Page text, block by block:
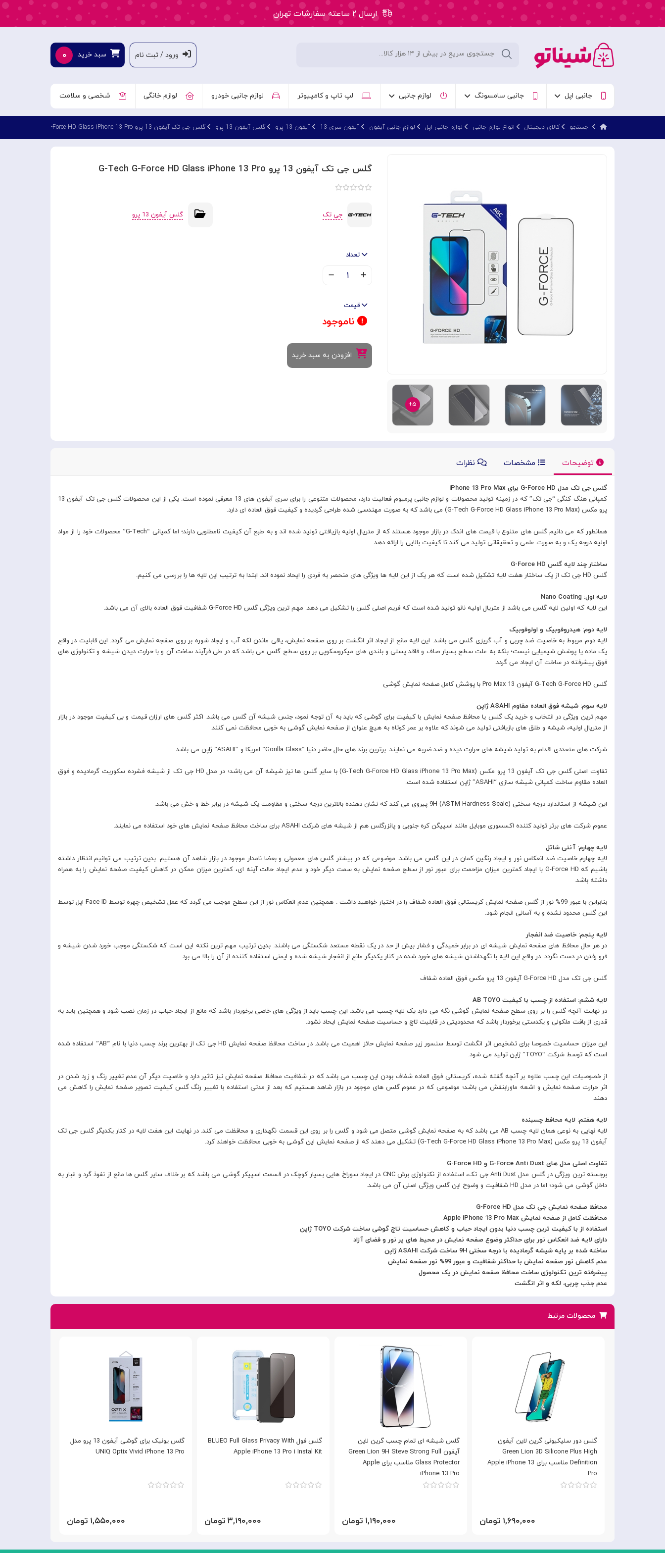
ارسال ۲ ساعته سفارشات تهران
ورود / ثبت نام سبد خرید ۰
جانبی اپل جانبی سامسونگ لوازم جانبی لپ تاپ و کامپیوتر لوازم جانبی خودرو لوازم خانگی شخصی و سلامت
جستجو کالای دیجیتال انواع لوازم جانبی لوازم جانبی اپل لوازم جانبی آیفون آیفون سری 13 آیفون 13 پرو گلس آیفون 13 پرو گلس جی تک آیفون 13 پرو G-Tech G-Force HD Glass iPhone 13 Pro
۵+
گلس جی تک آیفون 13 پرو G-Tech G-Force HD Glass iPhone 13 Pro
جی تک گلس آیفون 13 پرو
تعداد
۱
قیمت
ناموجود
افزودن به سبد خرید
توضیحات مشخصات نظرات
گلس جی تک مدل G-Force HD برای iPhone 13 Pro Max
کمپانی هنگ کنگی “جی تک” که در زمینه تولید محصولات و لوازم جانبی پرمیوم فعالیت دارد، محصولات متنوعی را برای سری آیفون های 13 معرفی نموده است. یکی از این محصولات گلس جی تک آیفون 13
پرو مکس (G-Tech G-Force HD Glass iPhone 13 Pro Max) می باشد که به صورت مهندسی شده طراحی گردیده و کیفیت فوق العاده ای دارد.
همانطور که می دانیم گلس های متنوع با قیمت های اندک در بازار موجود هستند که از متریال اولیه بازیافتی تولید شده اند و به طبع آن کیفیت نامطلوبی دارند؛ اما کمپانی “G-Tech” محصولات خود را از مواد
اولیه درجه یک و به صورت علمی و تحقیقاتی تولید می کند تا کیفیت بالایی را ارائه دهد.
ساختار چند لایه گلس G-Force HD
گلس HD جی تک از یک ساختار هفت لایه تشکیل شده است که هر یک از این لایه ها ویژگی های منحصر به فردی را ایحاد نموده اند. ابتدا به ترتیب این لایه ها را بررسی می کنیم.
لایه اول: Nano Coating
این لایه که اولین لایه گلس می باشد از متریال اولیه نانو تولید شده است که فریم اصلی گلس را تشکیل می دهد. مهم ترین ویژگی گلس G-Force HD شفافیت فوق العاده بالای آن می باشد.
لایه دوم: هیدروفوبیک و اولوفوبیک
لایه دوم مربوط به خاصیت ضد چربی و آب گریزی گلس می باشد. این لایه مانع از ایجاد اثر انگشت بر روی صفحه نمایش، یاقی ماندن لکه آب و ایجاد شوره بر روی صفجه نمایش می گردد. این قابلیت در واقع
یک ماده یا پوشش شیمیایی نیست؛ بلکه به علت سطح بسیار صاف و فاقد پستی و بلندی های میکروسکوپی بر روی سطح گلس می باشد که در طی فرآیند ساخت آن و با حرارت دیدن شیشه و تکنولوژی های
فوق پیشرفته در ساخت آن ایجاد می گردد.
گلس G-Tech G-Force HD آیفون 13 Pro Max با پوشش کامل صفحه نمایش گوشی
لایه سوم: شیشه فوق العاده مقاوم ASAHI ژاپن
مهم ترین ویژگی در انتخاب و خرید یک گلس یا محافظ صفحه نمایش با کیفیت برای گوشی که باید به آن توجه نمود، جنس شیشه آن گلس می باشد. اکثر گلس های ارزان قیمت و بی کیفیت موجود در بازار
از متریال اولیه، شیشه و طلق های بازیافتی تولید می شوند که علاوه بر عمر کوتاه به هیچ عنوان از صفحه نمایش گوشی به خوبی محافظت نمی کنند.
شرکت های متعددی اقدام به تولید شیشه های حرارت دیده و ضد ضربه می نمایند. برترین برند های حال حاضر دنیا “Gorilla Glass” امریکا و “ASAHI” ژاپن می باشد.
تفاوت اصلی گلس جی تک آیفون 13 پرو مکس (G-Tech G-Force HD Glass iPhone 13 Pro Max) با سایر گلس ها نیز شیشه آن می باشد؛ در مدل HD جی تک از شیشه فشرده سکوریت گرمادیده و فوق
العاده مقاوم ساخت کمپانی شیشه سازی “ASAHI” ژاپن استفاده شده است.
این شیشه از استاندارد درجه سختی 9H (ASTM Hardness Scale) پیروی می کند که نشان دهنده بالاترین درجه سختی و مقاومت یک شیشه در برابر خط و خش می باشد.
عموم شرکت های برتر تولید کننده اکسسوری موبایل مانند اسپیگن کره جنوبی و پانزرگلس هم از شیشه های شرکت ASAHI برای ساخت محافظ صفحه نمایش های خود استفاده می نمایند.
لایه چهارم: آنتی شاتل
لایه چهارم خاصیت ضد انعکاس نور و ایجاد رنگین کمان در این گلس می باشد. موضوعی که در بیشتر گلس های معمولی و بعضا نامدار موجود در بازار شاهد آن هستیم. بدین ترتیب می توانیم انتظار داشته
باشیم که G-Force HD با ایجاد کمترین میزان مزاحمت برای عبور نور از سطح صفحه نمایش به سمت دیگر خود و عدم ایجاد حالت آینه ای، کمترین میزان ممکن در کاهش کیفیت صفحه نمایش را به همراه
داشته باشد.
بنابراین با عبور 99% نور از گلس صفحه نمایش کریستالی فوق العاده شفاف را در اختیار خواهید داشت . همچنین عدم انعکاس نور از این سطح موجب می گردد که عمل تشخیص چهره توسط Face ID اپل توسط
این گلس محدود نشده و به آسانی انجام شود.
لایه پنجم: خاصیت ضد انفجار
در هر حال محافظ های صفحه نمایش شیشه ای در برابر خمیدگی و فشار بیش از حد در یک نقطه مستعد شکستگی می باشند. بدین ترتیب مهم ترین نکته این است که شکستگی موجب خورد شدن شیشه و
فرو رفتن در دست نگردد. در واقع این لایه با نگهداشتن شیشه های خورد شده در کنار یکدیگر مانع از انفجار شیشه شده و ایمنی استفاده کننده از آن را بالا می برد.
گلس جی تک مدل G-Force HD آیفون 13 پرو مکس فوق العاده شفاف
لایه ششم: استفاده از چسب با کیفیت AB TOYO
در نهایت آنچه گلس را بر روی سطح صفحه نمایش گوشی نگه می دارد یک لایه چسب می باشد. این چسب باید از ویژگی های خاصی برخوردار باشد که مانع از ایجاد حباب در زمان نصب شود و همچنین باید به
قدری از بافت ملکولی و یکدستی برخوردار باشد که محدودیتی در قابلیت تاچ و حساسیت صفحه نمایش ایحاد نشود.
این میزان حساسیت خصوصا برای تشخیص اثر انگشت توسط سنسور زیر صفحه نمایش حائز اهمیت می باشد. در ساخت محافظ صفحه نمایش HD جی تک از بهترین برند چسب دنیا با نام “َAB” استفاده شده
است که توسط شرکت “TOYO” ژاپن تولید می شود.
از خصوصیات این چسب علاوه بر آنچه گفته شده، کریستالی فوق العاده شفاف بودن این چسب می باشد که در شفافیت محافظ صفحه نمایش نیز تاثیر دارد و خاصیت دیگر آن عدم تغییر رنگ و زرد شدن در
اثر حرارت صفحه نمایش و اشعه ماورابنفش می باشد؛ موضوعی که در عموم گلس های موجود در بازار شاهد هستیم که بعد از مدتی استفاده با تغییر رنگ گلس کیفیت تصویر صفحه نمایش را کاهش می
دهند.
لایه هفتم: لایه محافظ چسبنده
لایه نهایی به نوعی همان لایه چسب AB می باشد که به صفحه نمایش گوشی متصل می شود و گلس را بر روی این قسمت نگهداری و محافظت می کند. در نهایت این هفت لایه در کتار یکدیگر گلس جی تک
آیفون 13 پرو مکس (G-Tech G-Force HD Glass iPhone 13 Pro Max) تشکیل می دهند که از صفحه نمایش این گوشی به خوبی محافظت خواهند کرد.
تفاوت اصلی مدل های G-Force Anti Dust و G-Force HD
برجسته ترین ویژگی در گلس مدل Anti Dust جی تک، استفاده از نکنولوژی برش CNC در ایجاد سوراخ هایی بسیار کوچک در قسمت اسپیکر گوشی می باشد که بر خلاف سایر گلس ها مانع از نفوذ گرد و غبار به
داخل گوشی می شود؛ اما در مدل HD شفافیت و وضوح این گلس ویژگی اصلی آن می باشد.
محافظ صفحه نمایش جی تک مدل G-Force HD
محافظت کامل از صفحه نمایش Apple iPhone 13 Pro Max
استفاده از با کیفیت ترین چسب دنیا بدون ایجاد حباب و کاهش حساسیت تاچ گوشی ساخت شرکت TOYO ژاپن
دارای لایه ضد انعکاس نور برای حداکثر وضوع صفحه نمایش در محیط های پر نور و فضای آزاد
ساخته شده بر پایه شیشه گرمادیده با درجه سختی 9H ساخت شرکت ASAHI ژاپن
عدم کاهش نور صفحه نمایش با حداکثر شفافیت و عبور 99% نور صفحه نمایش
پیشرفته ترین تکنولوژی ساخت محافظ صفحه نمایش در یک محصول
عدم جذب چربی، لکه و اثر انگشت
محصولات مرتبط
گلس یونیک برای گوشی آیفون 13 پرو مدل
UNIQ Optix Vivid iPhone 13 Pro
۱,۵۵۰,۰۰۰ تومان
گلس فول BLUEO Full Glass Privacy With
Instal Kit ا Apple iPhone 13 Pro
۳,۱۹۰,۰۰۰ تومان
گلس شیشه ای تمام چسب گرین لاین
آیفون Green Lion 9H Steve Strong Full
Glass Protector مناسب برای Apple
iPhone 13 Pro
۱,۱۹۰,۰۰۰ تومان
گلس دور سلیکیونی گرین لاین آیفون
Green Lion 3D Silicone Plus High
Definition مناسب برای Apple iPhone 13
Pro
۱,۶۹۰,۰۰۰ تومان